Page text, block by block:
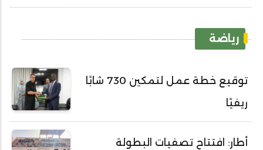
رياضة
توقيع خطة عمل لتمكين 730 شابًا
ريفيًا
أطار: افتتاح تصفيات البطولة